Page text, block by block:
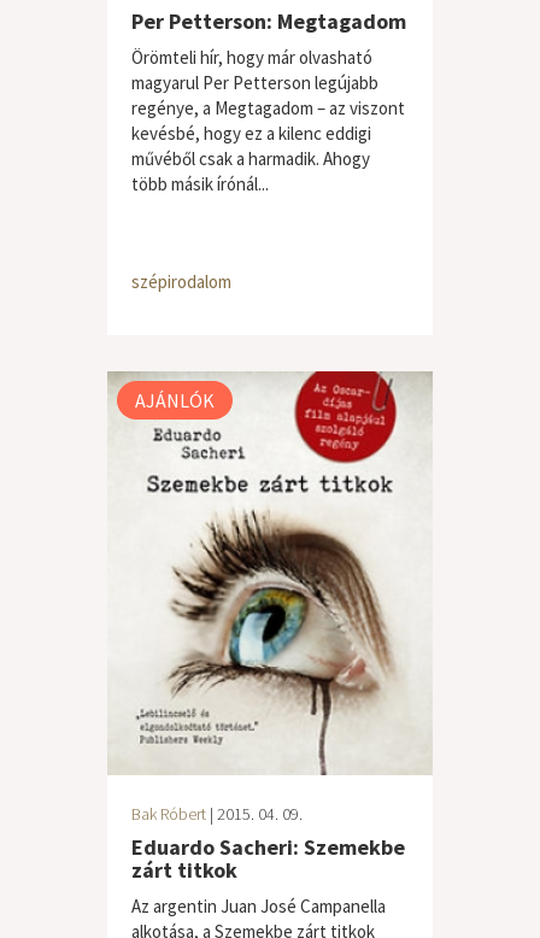
Per Petterson: Megtagadom
Örömteli hír, hogy már olvasható
magyarul Per Petterson legújabb
regénye, a Megtagadom – az viszont
kevésbé, hogy ez a kilenc eddigi
művéből csak a harmadik. Ahogy
több másik írónál...
szépirodalom
AJÁNLÓK
Bak Róbert | 2015. 04. 09.
Eduardo Sacheri: Szemekbe
zárt titkok
Az argentin Juan José Campanella
alkotása, a Szemekbe zárt titkok